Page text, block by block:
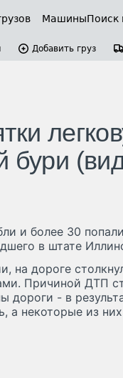
Машины
Добавить груз
бури
и более 30
в штате
на дороге
Причиной ДТП
дороги - в
а некоторые из них